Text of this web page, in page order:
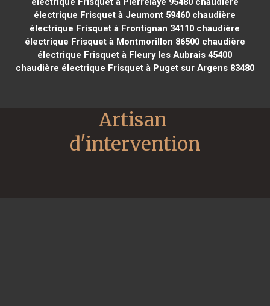
électrique Frisquet à Jeumont 59460 chaudière
électrique Frisquet à Frontignan 34110 chaudière
électrique Frisquet à Montmorillon 86500chaudière
électrique Frisquet à Fleury les Aubrais 45400
chaudière électrique Frisquet à Puget sur Argens 83480
Artisan
d'intervention